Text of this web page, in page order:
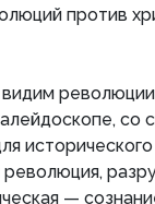
против
со
революция,
—